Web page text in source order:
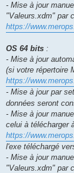
- Mise à jour
"Valeurs.xdm" par
https://
OS 64 bits :
- Mise à jour
(si votre répertoire
https://
- Mise à jour par
données seront
- Mise à jour
celui à télécharger
https://
l'exe téléchargé
- Mise à jour
"Valeurs.xdm" par